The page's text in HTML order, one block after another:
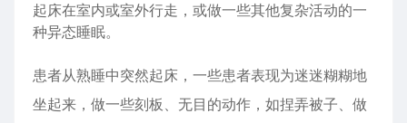
起床在室内或室外行走，或做一些其他复杂活动的一
种异态睡眠。
患者从熟睡中突然起床，一些患者表现为迷迷糊糊地
坐起来，做一些刻板、无目的动作，如捏弄被子、做